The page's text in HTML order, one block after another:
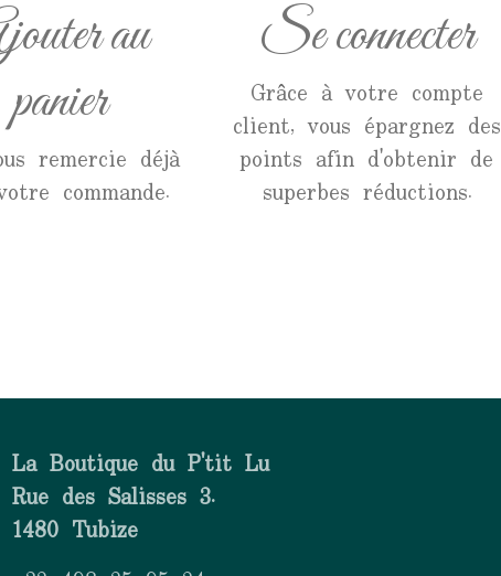
au
panier
remercie déjà
commande.
Se connecter
Grâce à votre compte
client, vous épargnez des
points afin d'obtenir de
superbes réductions.
La Boutique du P'tit Lu
Rue des Salisses 3.
1480 Tubize